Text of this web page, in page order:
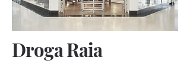
Droga Raia